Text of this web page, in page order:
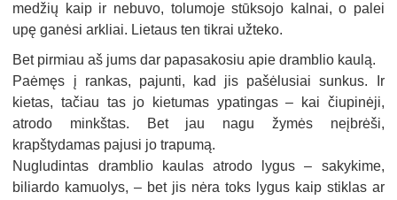
medžių kaip ir nebuvo, tolumoje stūksojo kalnai, o palei
upę ganėsi arkliai. Lietaus ten tikrai užteko.
Bet pirmiau aš jums dar papasakosiu apie dramblio kaulą.
Paėmęs į rankas, pajunti, kad jis pašėlusiai sunkus. Ir
kietas, tačiau tas jo kietumas ypatingas – kai čiupinėji,
atrodo minkštas. Bet jau nagu žymės neįbrėši,
krapštydamas pajusi jo trapumą.
Nugludintas dramblio kaulas atrodo lygus – sakykime,
biliardo kamuolys, – bet jis nėra toks lygus kaip stiklas ar